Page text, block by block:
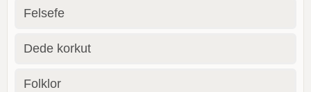
Felsefe
Dede korkut
Folklor